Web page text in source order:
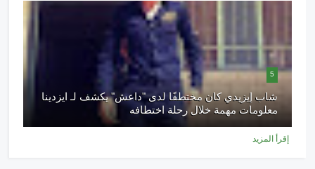
5
شاب إيزيدي كان مختطفًا لدى "داعش" يكشف لـ ايزدينا
معلومات مهمة خلال رحلة اختطافه
إقرأ المزيد